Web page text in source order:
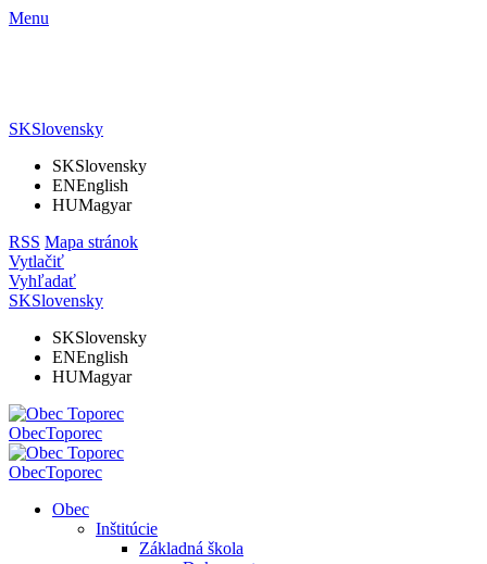
Menu
SKSlovensky
SKSlovensky
ENEnglish
HUMagyar
RSS Mapa stránok
Vytlačiť
Vyhľadať
SKSlovensky
SKSlovensky
ENEnglish
HUMagyar
ObecToporec
ObecToporec
Obec
Inštitúcie
Základná škola